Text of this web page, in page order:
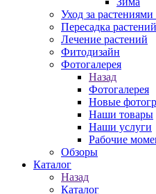
Уход за
Пересадка растений
Лечение растений
Фитодизайн
Фотогалерея
Назад
Фотогалерея
Новые
Наши товары
Наши услуги
Рабочие
Обзоры
Каталог
Назад
Каталог